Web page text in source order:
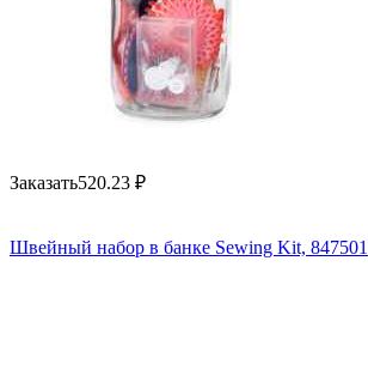
Заказать520.23 ₽
Швейный набор в банке Sewing Kit, 847501